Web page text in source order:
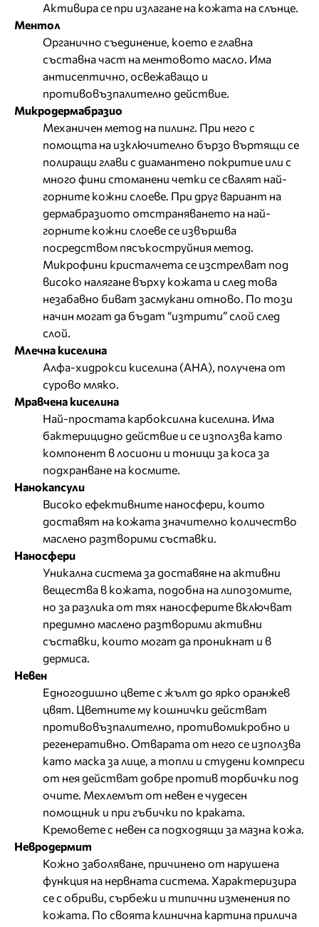
Активира се при излагане на кожата на слънце.
Ментол
Органично съединение, което е главна
съставна част на ментовото масло. Има
антисептично, освежаващо и
противовъзпалително действие.
Микродермабразио
Механичен метод на пилинг. При него с
помощта на изключително бързо въртящи се
полиращи глави с диамантено покритие или с
много фини стоманени четки се свалят най-
горните кожни слоеве. При друг вариант на
дермабразиото отстраняването на най-
горните кожни слоеве се извършва
посредством пясъкоструйния метод.
Микрофини кристалчета се изстрелват под
високо налягане върху кожата и след това
незабавно биват засмукани отново. По този
начин могат да бъдат “изтрити” слой след
слой.
Млечна киселина
Алфа-хидрокси киселина (АНА), получена от
сурово мляко.
Мравчена киселина
Най-простата карбоксилна киселина. Има
бактерицидно действие и се използва като
компонент в лосиони и тоници за коса за
подхранване на космите.
Нанокапсули
Високо ефективните наносфери, които
доставят на кожата значително количество
маслено разтворими съставки.
Наносфери
Уникална система за доставяне на активни
вещества в кожата, подобна на липозомите,
но за разлика от тях наносферите включват
предимно маслено разтворими активни
съставки, които могат да проникнат и в
дермиса.
Невен
Едногодишно цвете с жълт до ярко оранжев
цвят. Цветните му кошнички действат
противовъзпалително, противомикробно и
регенеративно. Отварата от него се използва
като маска за лице, а топли и студени компреси
от нея действат добре против торбички под
очите. Мехлемът от невен е чудесен
помощник и при гъбички по краката.
Кремовете с невен са подходящи за мазна кожа.
Невродермит
Кожно заболяване, причинено от нарушена
функция на нервната система. Характеризира
се с обриви, сърбежи и типични изменения по
кожата. По своята клинична картина прилича